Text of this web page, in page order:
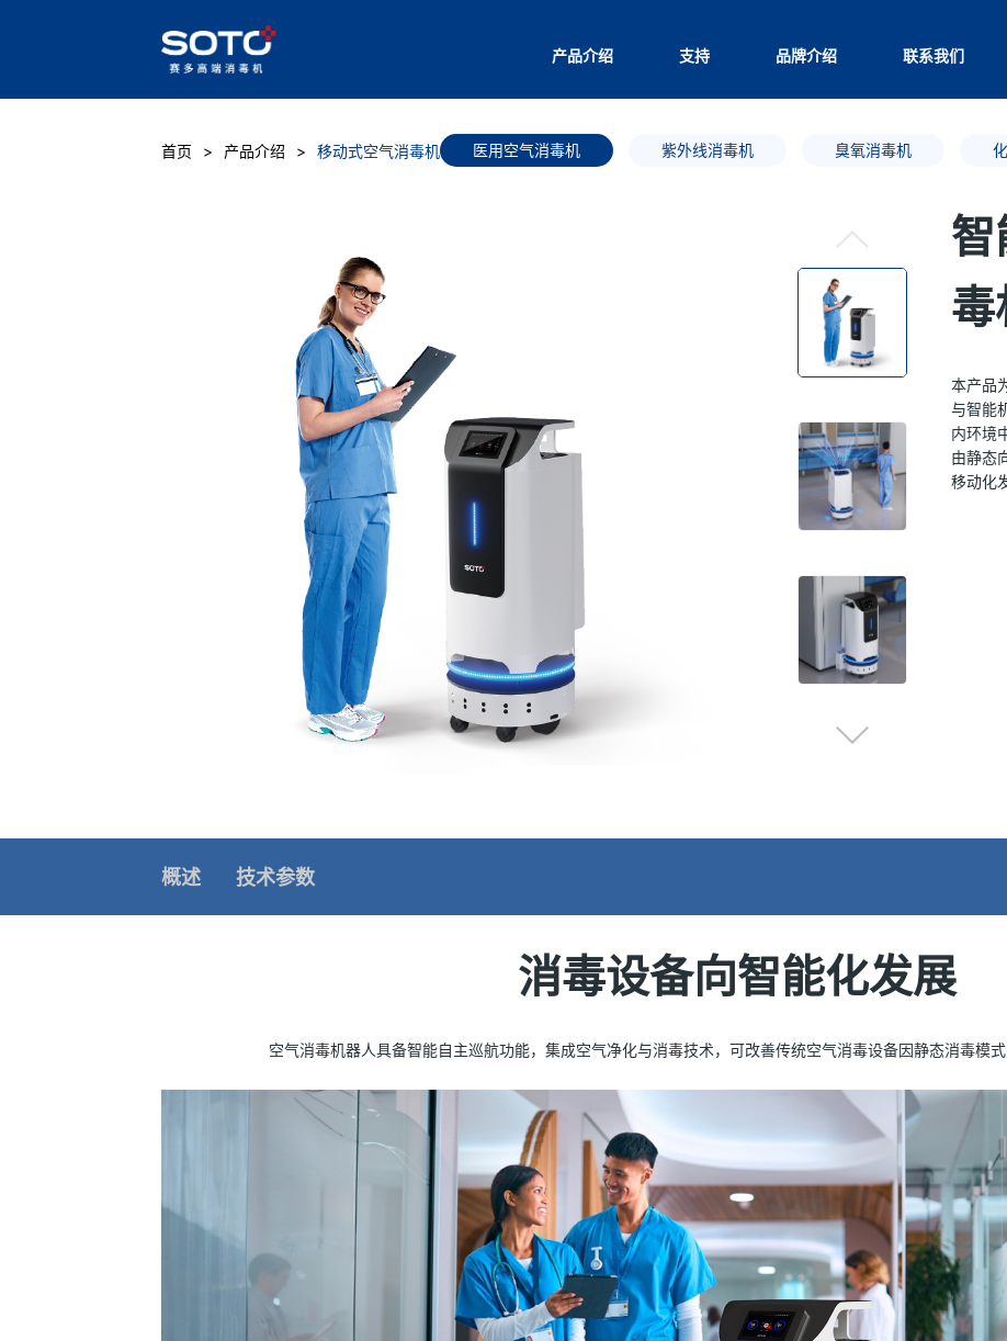
产品介绍 支持 品牌介绍 联系我们
首页 产品介绍 移动式空气消毒机 医用空气消毒机 紫外线消毒机 臭氧消毒机
智
毒
本产品
与智能
内环境
由静态
移动化
概述 技术参数
消毒设备向智能化发展
空气消毒机器人具备智能自主巡航功能，集成空气净化与消毒技术，可改善传统空气消毒设备因静态消毒模式